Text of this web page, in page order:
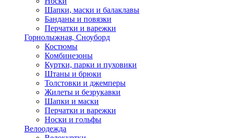
Шапки, маски и балаклавы
Банданы и повязки
Перчатки и варежки
Горнолыжная, Сноуборд
Костюмы
Комбинезоны
Куртки, парки и пуховики
Штаны и брюки
Толстовки и джемперы
Жилеты и безрукавки
Шапки и маски
Перчатки и варежки
Носки и гольфы
Велоодежда